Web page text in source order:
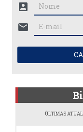
account_box
mail
ÚLTIMAS